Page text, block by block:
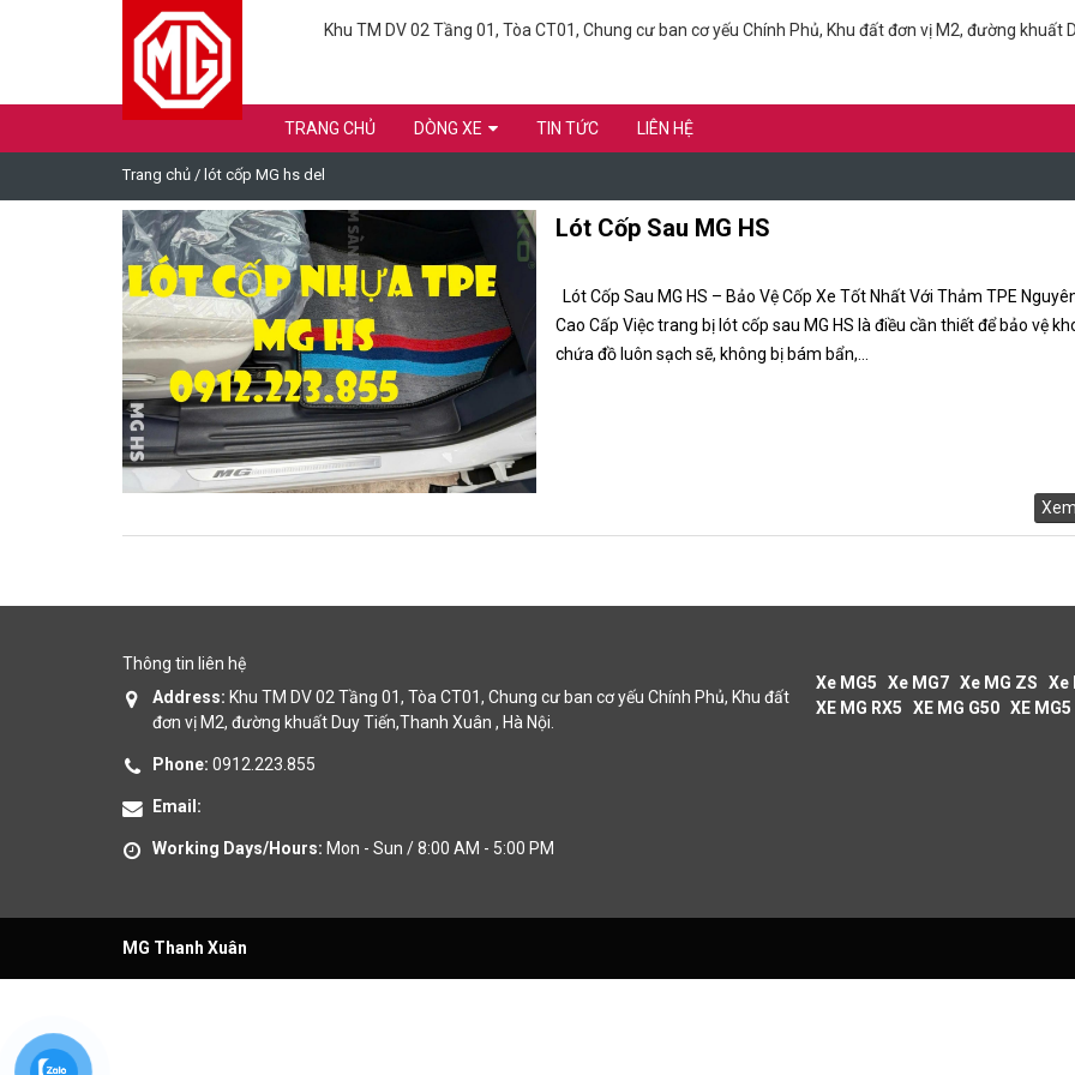
Khu TM DV 02 Tầng 01, Tòa CT01, Chung cư ban cơ yếu Chính Phủ, Khu đất đơn vị M2, đường khuất
TRANG CHỦ DÒNG XE TIN TỨC LIÊN HỆ
Trang chủ / lót cốp MG hs del
Lót Cốp Sau MG HS
Lót Cốp Sau MG HS – Bảo Vệ Cốp Xe Tốt Nhất Với Thảm TPE
Cao Cấp Việc trang bị lót cốp sau MG HS là điều cần thiết để bảo vệ
chứa đồ luôn sạch sẽ, không bị bám bẩn,...
Thông tin liên hệ
Address: Khu TM DV 02 Tầng 01, Tòa CT01, Chung cư ban cơ yếu Chính Phủ, Khu đất
đơn vị M2, đường khuất Duy Tiến,Thanh Xuân , Hà Nội.
Phone: 0912.223.855
Email:
Working Days/Hours: Mon - Sun / 8:00 AM - 5:00 PM
Xe MG5 Xe MG7 Xe MG ZS
Xe
XE MG RX5
XE MG G50 XE
MG Thanh Xuân